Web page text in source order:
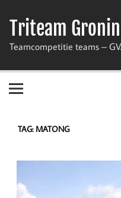
content
Triteam
Teamcompetitie teams –
TAG: MATONG